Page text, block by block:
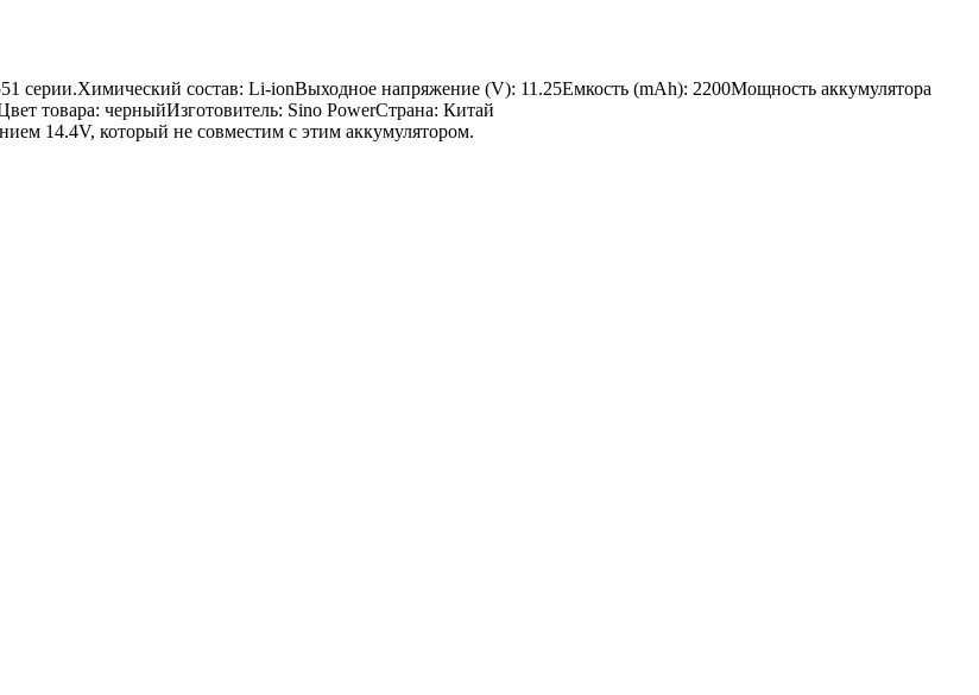
серии.Химический состав: Li-ionВыходное напряжение (V): 11.25Емкость (mAh): 2200Мощность аккумулятора
товара: черныйИзготовитель: Sino PowerСтрана: Китай
14.4V, который не совместим с этим аккумулятором.